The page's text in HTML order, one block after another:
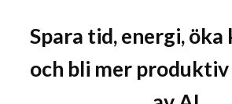
Spara tid, energi,
och bli mer